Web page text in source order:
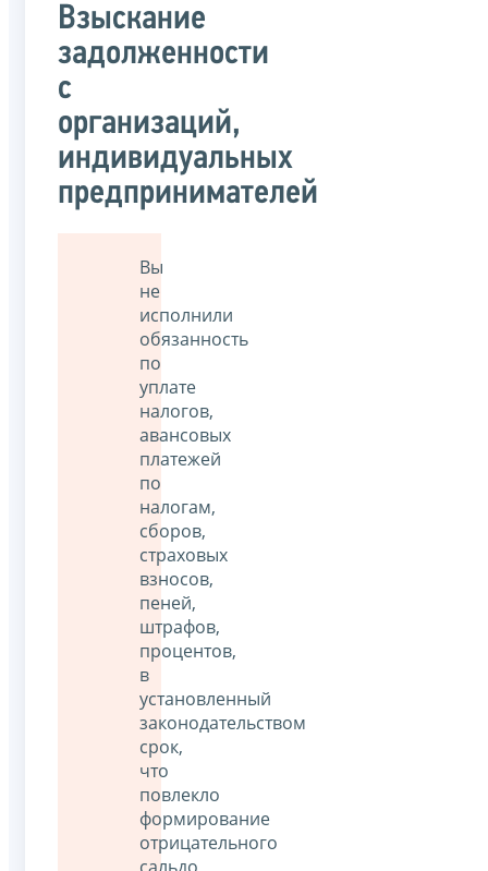
Взыскание
задолженности
с
организаций,
индивидуальных
предпринимателей
Вы
не
исполнили
обязанность
по
уплате
налогов,
авансовых
платежей
по
налогам,
сборов,
страховых
взносов,
пеней,
штрафов,
процентов,
в
установленный
законодательством
срок,
что
повлекло
формирование
отрицательного